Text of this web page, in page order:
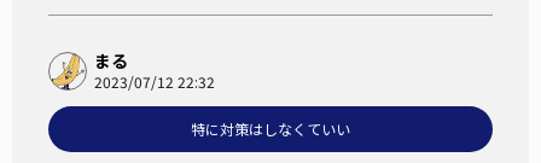
まる
2023/07/12 22:32
特に対策はしなくていい